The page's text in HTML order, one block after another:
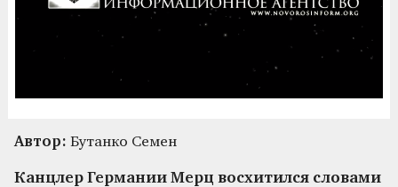
Автор: Бутанко Семен
Канцлер Германии Мерц восхитился словами